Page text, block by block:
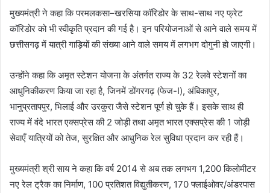
मुख्यमंत्री ने कहा कि परमलकसा–खरसिया कॉरिडोर के साथ-साथ नए फ्रेट
कॉरिडोर को भी स्वीकृति प्रदान की गई है। इन परियोजनाओं से आने वाले समय में
छत्तीसगढ़ में यात्री गाड़ियों की संख्या आने वाले समय में लगभग दोगुनी हो जाएगी।
उन्होंने कहा कि अमृत स्टेशन योजना के अंतर्गत राज्य के 32 रेलवे स्टेशनों का
आधुनिकीकरण किया जा रहा है, जिनमें डोंगरगढ़ (फेज-I), अंबिकापुर,
भानुप्रतापपुर, भिलाई और उरकुरा जैसे स्टेशन पूर्ण हो चुके हैं। इसके साथ ही
राज्य में वंदे भारत एक्सप्रेस की 2 जोड़ी तथा अमृत भारत एक्सप्रेस की 1 जोड़ी
सेवाएँ यात्रियों को तेज, सुरक्षित और आधुनिक रेल सुविधा प्रदान कर रही हैं।
मुख्यमंत्री श्री साय ने कहा कि वर्ष 2014 से अब तक लगभग 1,200 किलोमीटर
नए रेल ट्रैक का निर्माण, 100 प्रतिशत विद्युतीकरण, 170 फ्लाईओवर/अंडरपास